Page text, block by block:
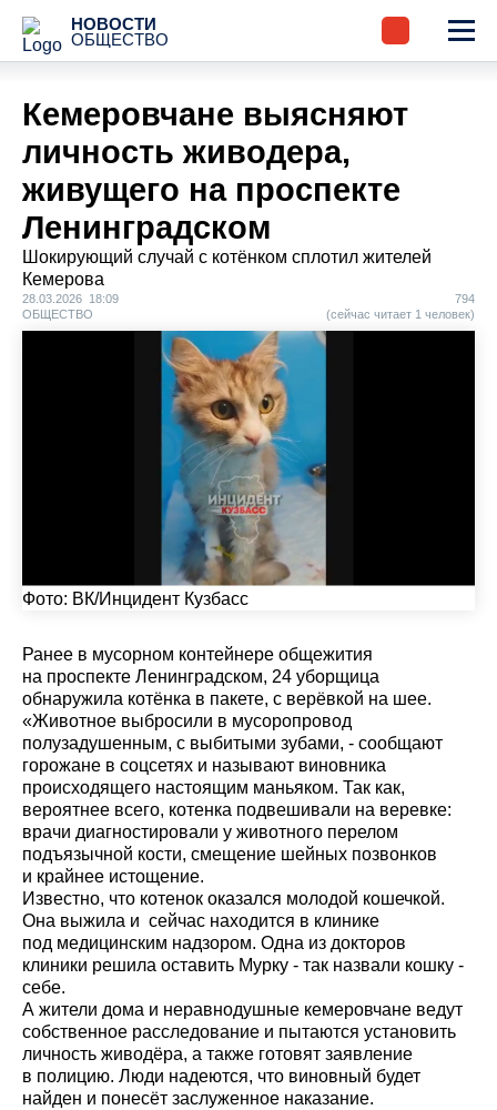
НОВОСТИ
ОБЩЕСТВО
Кемеровчане выясняют
личность живодера,
живущего на проспекте
Ленинградском
Шокирующий случай с котёнком сплотил жителей
Кемерова
28.03.2026 18:09
ОБЩЕСТВО
794
(сейчас читает 1 человек)
Фото: ВК/Инцидент Кузбасс
Ранее в мусорном контейнере общежития
на проспекте Ленинградском, 24 уборщица
обнаружила котёнка в пакете, с верёвкой на шее.
«Животное выбросили в мусоропровод
полузадушенным, с выбитыми зубами, - сообщают
горожане в соцсетях и называют виновника
происходящего настоящим маньяком. Так как,
вероятнее всего, котенка подвешивали на веревке:
врачи диагностировали у животного перелом
подъязычной кости, смещение шейных позвонков
и крайнее истощение.
Известно, что котенок оказался молодой кошечкой.
Она выжила и сейчас находится в клинике
под медицинским надзором. Одна из докторов
клиники решила оставить Мурку - так назвали кошку -
себе.
А жители дома и неравнодушные кемеровчане ведут
собственное расследование и пытаются установить
личность живодёра, а также готовят заявление
в полицию. Люди надеются, что виновный будет
найден и понесёт заслуженное наказание.